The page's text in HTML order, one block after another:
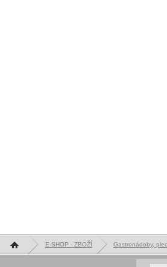
Hlavní stránka E-SHOP - ZBOŽÍ Gastronádoby,